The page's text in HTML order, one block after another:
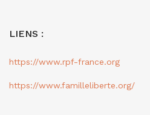
LIENS :
https://www.rpf-france.org
https://www.familleliberte.org/